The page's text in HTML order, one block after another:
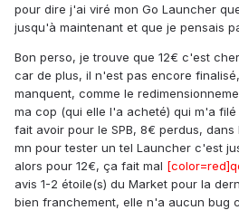
pour dire j'ai viré mon Go Launcher
jusqu'à maintenant et que je pensais
Bon perso, je trouve que 12€ c'est cher
car de plus, il n'est pas encore
manquent, comme le
ma cop (qui elle l'a acheté) qui m'a filé
fait avoir pour le SPB, 8€ perdus,
mn pour tester un tel Launcher c'est
alors pour 12€, ça fait mal
avis 1-2 étoile(s) du Market pour la
bien franchement, elle n'a aucun bug